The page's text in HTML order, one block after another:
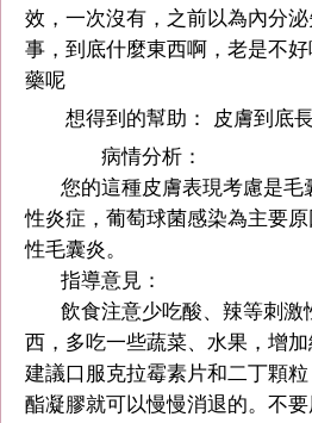
效，一次沒有，之前以為內分
事，到底什麼東西啊，老是不
藥呢
想得到的幫助： 皮膚到底
病情分析：
您的這種皮膚表現考慮是毛
性炎症，葡萄球菌感染為主要
性毛囊炎。
指導意見：
飲食注意少吃酸、辣等刺激
西，多吃一些蔬菜、水果，增加
建議口服克拉霉素片和二丁顆
酯凝膠就可以慢慢消退的。不